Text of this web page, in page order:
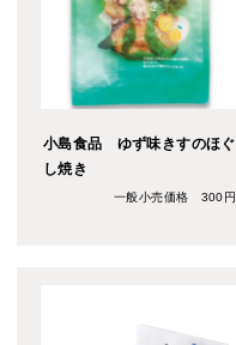
小島食品 ゆず味きすのほぐ
し焼き
一般小売価格 300円